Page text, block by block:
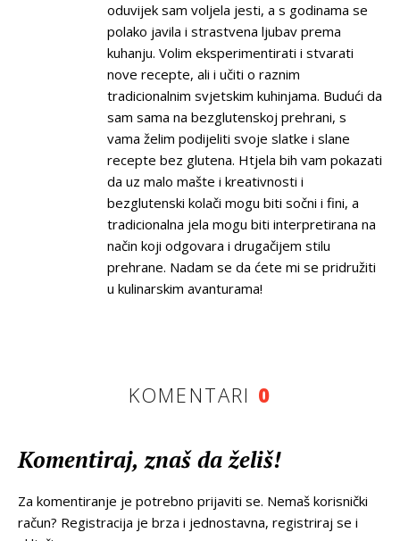
oduvijek sam voljela jesti, a s godinama se
polako javila i strastvena ljubav prema
kuhanju. Volim eksperimentirati i stvarati
nove recepte, ali i učiti o raznim
tradicionalnim svjetskim kuhinjama. Budući da
sam sama na bezglutenskoj prehrani, s
vama želim podijeliti svoje slatke i slane
recepte bez glutena. Htjela bih vam pokazati
da uz malo mašte i kreativnosti i
bezglutenski kolači mogu biti sočni i fini, a
tradicionalna jela mogu biti interpretirana na
način koji odgovara i drugačijem stilu
prehrane. Nadam se da ćete mi se pridružiti
u kulinarskim avanturama!
KOMENTARI 0
Komentiraj, znaš da želiš!
Za komentiranje je potrebno prijaviti se. Nemaš korisnički
račun? Registracija je brza i jednostavna, registriraj se i